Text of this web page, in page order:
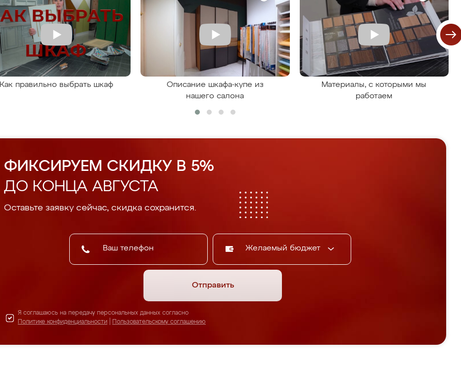
Как правильно выбрать шкаф
Описание шкафа-купе из
нашего салона
Материалы, с которыми мы
работаем
ФИКСИРУЕМ СКИДКУ В 5%
ДО КОНЦА АВГУСТА
Оставьте заявку сейчас, скидка сохранится.
Желаемый бюджет
Отправить
Я соглашаюсь на передачу персональных данных согласно
Политике конфиденциальности
Пользовательскому соглашению